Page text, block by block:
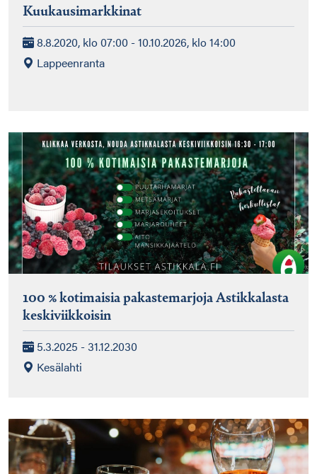
Kuukausimarkkinat
8.8.2020, klo 07:00 - 10.10.2026, klo 14:00
Lappeenranta
100 % kotimaisia pakastemarjoja Astikkalasta
keskiviikkoisin
5.3.2025 - 31.12.2030
Kesälahti